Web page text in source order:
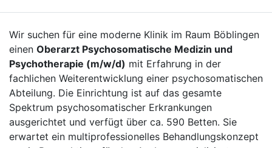
Wir suchen für eine moderne Klinik im Raum Böblingen
einen Oberarzt Psychosomatische Medizin und
Psychotherapie (m/w/d) mit Erfahrung in der
fachlichen Weiterentwicklung einer psychosomatischen
Abteilung. Die Einrichtung ist auf das gesamte
Spektrum psychosomatischer Erkrankungen
ausgerichtet und verfügt über ca. 590 Betten. Sie
erwartet ein multiprofessionelles Behandlungskonzept